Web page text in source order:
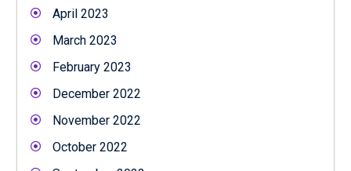
April 2023
March 2023
February 2023
December 2022
November 2022
October 2022